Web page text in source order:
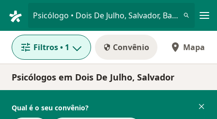
Psicólogo • Dois De Julho, Salvador, Bahia BA
Filtros• 1 Convênio Mapa
Psicólogos em Dois De Julho, Salvador
Qual é o seu convênio?